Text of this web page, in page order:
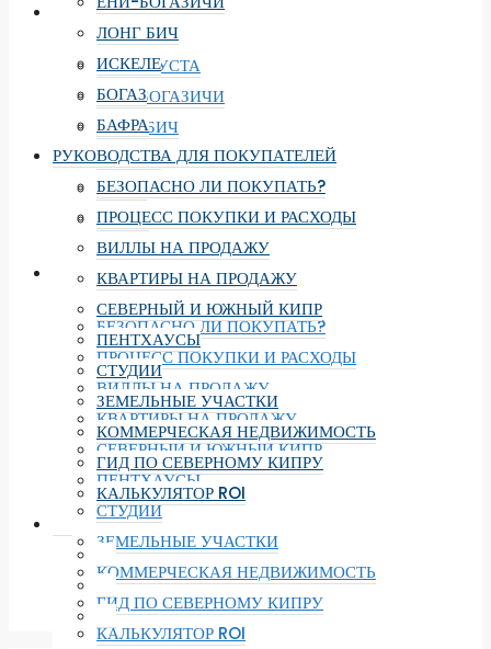
ВОСТОЧНОЕ ПОБЕРЕЖЬЕ
ФАМАГУСТА
ЕНИ-БОГАЗИЧИ
ЛОНГ БИЧ
ИСКЕЛЕ
БОГАЗ
БАФРА
РУКОВОДСТВА ДЛЯ ПОКУПАТЕЛЕЙ
БЕЗОПАСНО ЛИ ПОКУПАТЬ?
ПРОЦЕСС ПОКУПКИ И РАСХОДЫ
ВИЛЛЫ НА ПРОДАЖУ
КВАРТИРЫ НА ПРОДАЖУ
СЕВЕРНЫЙ И ЮЖНЫЙ КИПР
ПЕНТХАУСЫ
СТУДИИ
ЗЕМЕЛЬНЫЕ УЧАСТКИ
КОММЕРЧЕСКАЯ НЕДВИЖИМОСТЬ
ГИД ПО СЕВЕРНОМУ КИПРУ
КАЛЬКУЛЯТОР ROI
ЛОНГ БИЧ
ИСКЕЛЕ
БОГАЗ
БАФРА
РУКОВОДСТВА ДЛЯ ПОКУПАТЕЛЕЙ
БЕЗОПАСНО ЛИ ПОКУПАТЬ?
ПРОЦЕСС ПОКУПКИ И РАСХОДЫ
ВИЛЛЫ НА ПРОДАЖУ
КВАРТИРЫ НА ПРОДАЖУ
СЕВЕРНЫЙ И ЮЖНЫЙ КИПР
ПЕНТХАУСЫ
СТУДИИ
ЗЕМЕЛЬНЫЕ УЧАСТКИ
КОММЕРЧЕСКАЯ НЕДВИЖИМОСТЬ
ГИД ПО СЕВЕРНОМУ КИПРУ
КАЛЬКУЛЯТОР ROI